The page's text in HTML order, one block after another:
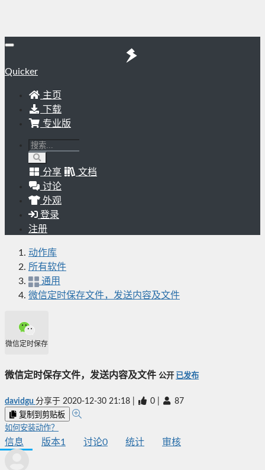
Quicker
主页
下载
专业版
分享
文档
讨论
外观
登录
注册
动作库
所有软件
通用
微信定时保存文件，发送内容及文件
微信定时保存文件，发送内容及文件
微信定时保存文件，发送内容及文件 公开 已发布
davidgu 分享于 2020-12-30 21:18 0 87
复制到剪贴板
如何安装动作？
信息 版本1 讨论0 统计 审核